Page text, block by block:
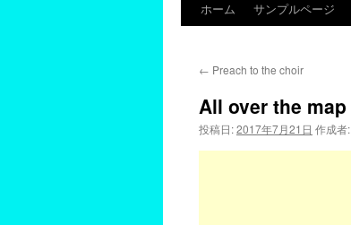
ホーム サンプルページ
← Preach to the choir
All over the map
投稿日:2017年7月21日 作成者: